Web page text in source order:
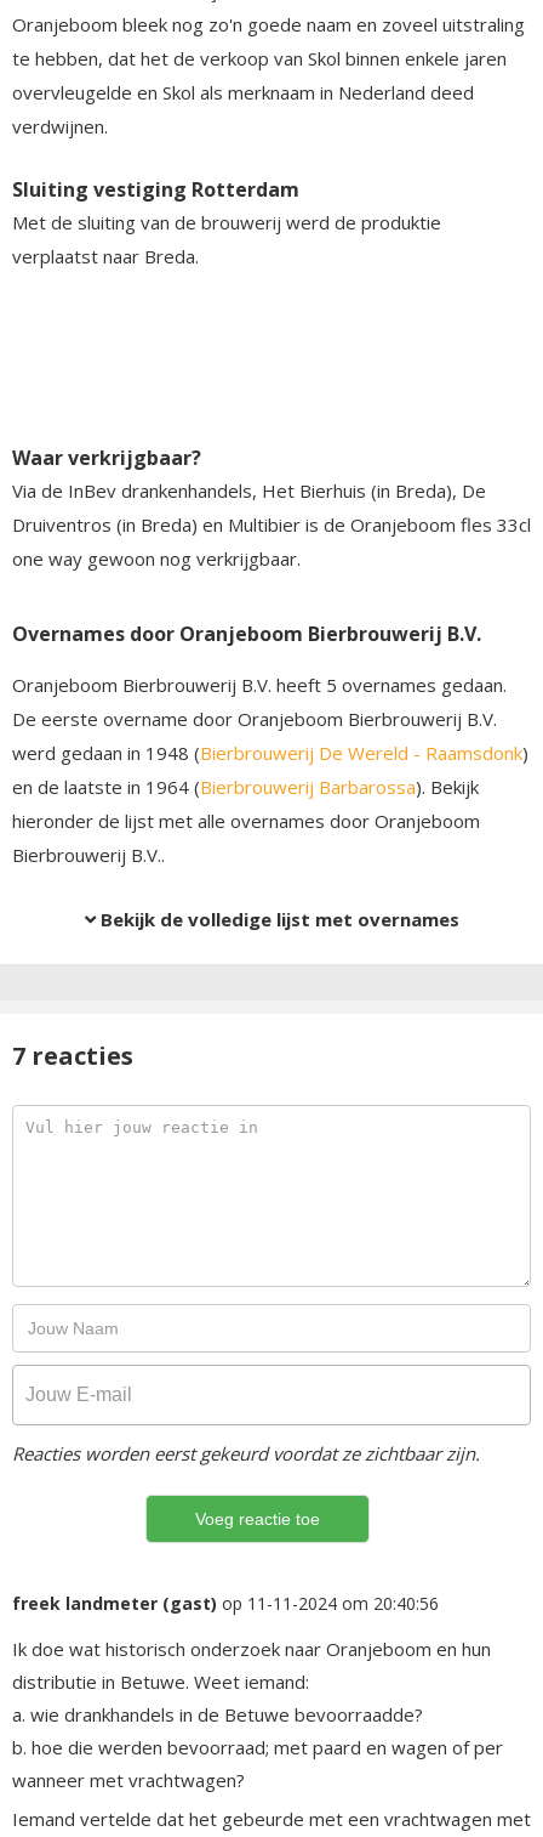
Oranjeboom bleek nog zo'n goede naam en zoveel uitstraling
te hebben, dat het de verkoop van Skol binnen enkele jaren
overvleugelde en Skol als merknaam in Nederland deed
verdwijnen.
Sluiting vestiging Rotterdam
Met de sluiting van de brouwerij werd de produktie
verplaatst naar Breda.
Waar verkrijgbaar?
Via de InBev drankenhandels, Het Bierhuis (in Breda), De
Druiventros (in Breda) en Multibier is de Oranjeboom fles 33cl
one way gewoon nog verkrijgbaar.
Overnames door Oranjeboom Bierbrouwerij B.V.
Oranjeboom Bierbrouwerij B.V. heeft 5 overnames gedaan.
De eerste overname door Oranjeboom Bierbrouwerij B.V.
werd gedaan in 1948 (Bierbrouwerij De Wereld - Raamsdonk)
en de laatste in 1964 (Bierbrouwerij Barbarossa). Bekijk
hieronder de lijst met alle overnames door Oranjeboom
Bierbrouwerij B.V..
Bekijk de volledige lijst met overnames
7 reacties
Reacties worden eerst gekeurd voordat ze zichtbaar zijn.
freek landmeter (gast) op 11-11-2024 om 20:40:56
Ik doe wat historisch onderzoek naar Oranjeboom en hun
distributie in Betuwe. Weet iemand:
a. wie drankhandels in de Betuwe bevoorraadde?
b. hoe die werden bevoorraad; met paard en wagen of per
wanneer met vrachtwagen?
Iemand vertelde dat het gebeurde met een vrachtwagen met